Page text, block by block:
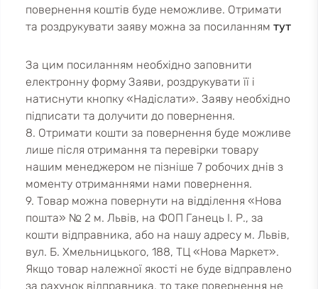
повернення коштів буде неможливе. Отримати
та роздрукувати заяву можна за посиланням тут
За цим посиланням необхідно заповнити
електронну форму Заяви, роздрукувати її і
натиснути кнопку «Надіслати». Заяву необхідно
підписати та долучити до повернення.
8. Отримати кошти за повернення буде можливе
лише після отримання та перевірки товару
нашим менеджером не пізніше 7 робочих днів з
моменту отриманнями нами повернення.
9. Товар можна повернути на відділення «Нова
пошта» № 2 м. Львів, на ФОП Ганець І. Р., за
кошти відправника, або на нашу адресу м. Львів,
вул. Б. Хмельницького, 188, ТЦ «Нова Маркет».
Якщо товар належної якості не буде відправлено
за рахунок відправника, то таке повернення не